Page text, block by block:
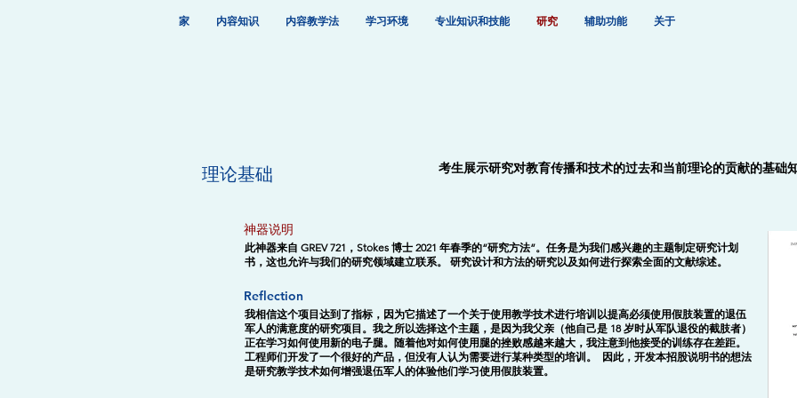
家 内容知识 内容教学法 学习环境 专业知识和技能 研究 辅助功能 关于
理论基础 考生展示研究对教育传播和技术的过去和当前理论的贡献的基础
神器说明
此神器来自 GREV 721，Stokes 博士 2021 年春季的“研究方法”。任务是为我们感兴趣的主题制定研究计划
书，这也允许与我们的研究领域建立联系。 研究设计和方法的研究以及如何进行探索全面的文献综述。
Reflection
我相信这个项目达到了指标，因为它描述了一个关于使用教学技术进行培训以提高必须使用假肢装置的退伍
军人的满意度的研究项目。我之所以选择这个主题，是因为我父亲（他自己是 18 岁时从军队退役的截肢者）
正在学习如何使用新的电子腿。随着他对如何使用腿的挫败感越来越大，我注意到他接受的训练存在差距。
工程师们开发了一个很好的产品，但没有人认为需要进行某种类型的培训。 因此，开发本招股说明书的想法
是研究教学技术如何增强退伍军人的体验他们学习使用假肢装置。